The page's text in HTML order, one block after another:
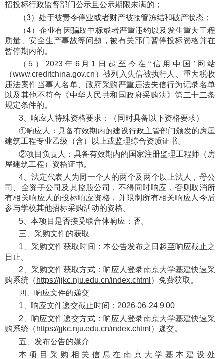
招投标行政监督部门公示且公示期限未满的；
（3）处于被责令停业或者财产被接管冻结和破产状态；
（4）企业有因骗取中标或者严重违约以及发生重大工程
质量、安全生产事故等问题，被有关部门暂停投标资格并在
暂停期内的。
（5）2023年6月1日起至今在“信用中国”网站
（www.creditchina.gov.cn）被列入失信被执行人、重大税收
违法案件当事人名单、政府采购严重违法失信行为记录名单
以及其他不符合《中华人民共和国政府采购法》第二十二条
规定条件的。
3、响应人特殊资格要求：（同时具备以下资格要求）
①响应人：具备有效期内的建设行政主管部门颁发的房屋
建筑工程专业乙级（含）以上或监理综合资质证书。
②项目负责人：具备有效期内的国家注册监理工程师（房
屋建筑工程）资格证书。
4、法定代表人为同一个人的两个及两个以上法人，母公
司、全资子公司及其控股公司，不得同时响应，否则取消所
有相关响应人的投标响应资格，并限制所有相关响应人今后
参与学校其他招标采购活动的资格。
5、本项目是否接受联合体响应：否。
三、采购文件的获取
1、采购文件获取时间：本公告发布之日起至响应截止之
日止。
2、采购文件获取方式：响应人登录南京大学基建快速采
购系统（ https://jjkc.nju.edu.cn/index.chtml ）免费获取。
四、响应文件的递交
1、响应文件递交截止时间：2026-06-24 9:00
2、响应文件递交方式：响应人登录南京大学基建快速采
购系统（ https://jjkc.nju.edu.cn/index.chtml ）递交。
五、发布公告的媒介
本项目采购相关信息在南京大学基本建设处